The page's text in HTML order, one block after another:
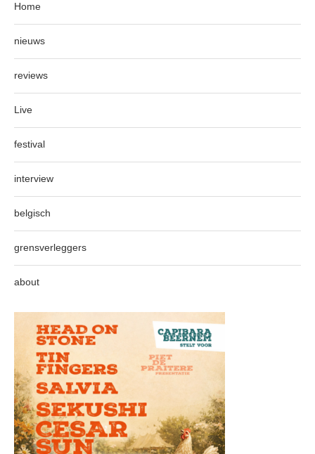
Home
nieuws
reviews
Live
festival
interview
belgisch
grensverleggers
about